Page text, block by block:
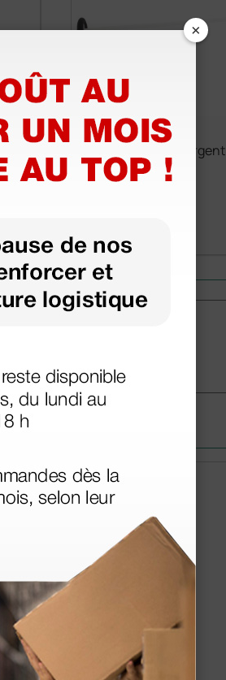
1 pc.
Marteau à réflexes
Queens Ø 5 cm - argent
×